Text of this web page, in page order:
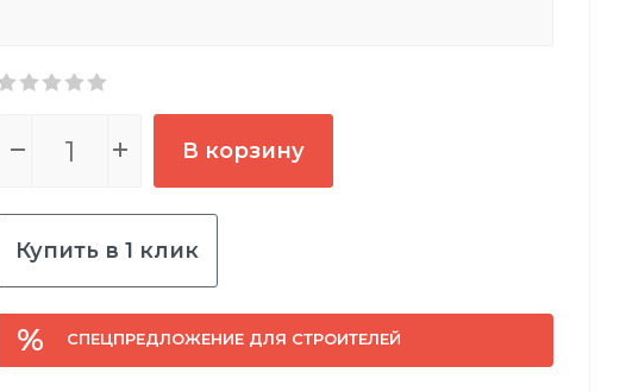
В корзину
Купить в 1 клик
СПЕЦПРЕДЛОЖЕНИЕ ДЛЯ СТРОИТЕЛЕЙ